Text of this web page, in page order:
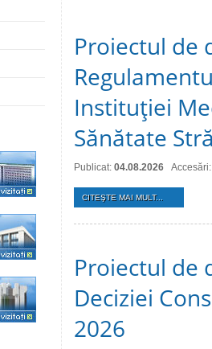
Proiectul de
Instituţiei
Sănătate
Publicat: 04.08.2026
CITEŞTE MAI MULT...
Proiectul de
Deciziei
2026